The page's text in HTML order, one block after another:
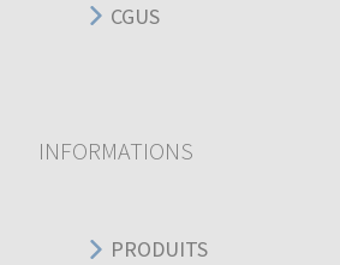
CGUS
INFORMATIONS
PRODUITS